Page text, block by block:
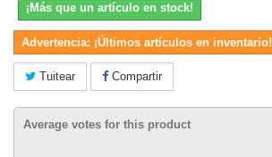
¡Más que un artículo en stock!
Advertencia: ¡Últimos artículos en inventario!
Tuitear Compartir
Average votes for this product